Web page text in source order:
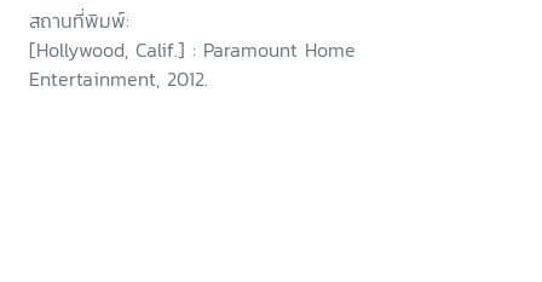
สถานที่พิมพ์:
[Hollywood, Calif.] : Paramount Home
Entertainment, 2012.